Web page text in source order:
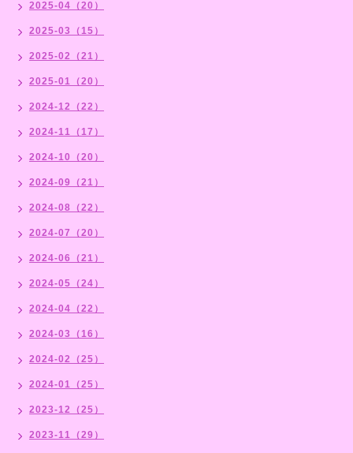
2025-04（20）
2025-03（15）
2025-02（21）
2025-01（20）
2024-12（22）
2024-11（17）
2024-10（20）
2024-09（21）
2024-08（22）
2024-07（20）
2024-06（21）
2024-05（24）
2024-04（22）
2024-03（16）
2024-02（25）
2024-01（25）
2023-12（25）
2023-11（29）